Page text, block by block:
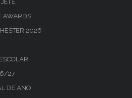
AWARDS
2026
27
DE ANO